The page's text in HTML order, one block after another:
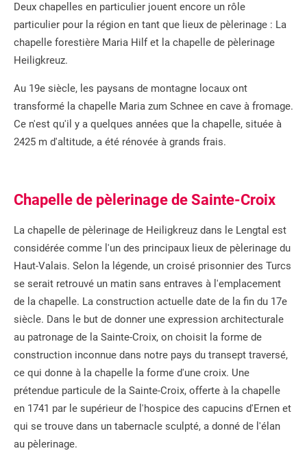
Deux chapelles en particulier jouent encore un rôle
particulier pour la région en tant que lieux de pèlerinage : La
chapelle forestière Maria Hilf et la chapelle de pèlerinage
Heiligkreuz.
Au 19e siècle, les paysans de montagne locaux ont
transformé la chapelle Maria zum Schnee en cave à fromage.
Ce n'est qu'il y a quelques années que la chapelle, située à
2425 m d'altitude, a été rénovée à grands frais.
Chapelle de pèlerinage de Sainte-Croix
La chapelle de pèlerinage de Heiligkreuz dans le Lengtal est
considérée comme l'un des principaux lieux de pèlerinage du
Haut-Valais. Selon la légende, un croisé prisonnier des Turcs
se serait retrouvé un matin sans entraves à l'emplacement
de la chapelle. La construction actuelle date de la fin du 17e
siècle. Dans le but de donner une expression architecturale
au patronage de la Sainte-Croix, on choisit la forme de
construction inconnue dans notre pays du transept traversé,
ce qui donne à la chapelle la forme d'une croix. Une
prétendue particule de la Sainte-Croix, offerte à la chapelle
en 1741 par le supérieur de l'hospice des capucins d'Ernen et
qui se trouve dans un tabernacle sculpté, a donné de l'élan
au pèlerinage.